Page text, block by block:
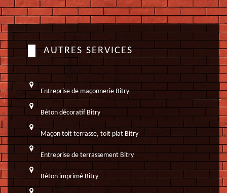
AUTRES SERVICES
Entreprise de maçonnerie Bitry
Béton décoratif Bitry
Maçon toit terrasse, toit plat Bitry
Entreprise de terrassement Bitry
Béton imprimé Bitry